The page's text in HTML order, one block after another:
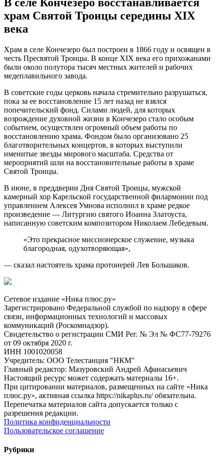
храм Святой Троицы середины XIX
века
Храм в селе Кончезеро был построен в 1866 году и освящен в
честь Пресвятой Троицы. В конце XIX века его прихожанами
были около полутора тысяч местных жителей и рабочих
медеплавильного завода.
В советские годы церковь начала стремительно разрушаться,
пока за ее восстановление 15 лет назад не взялся
попечительский фонд. Силами людей, для которых
возрождение духовной жизни в Кончезеро стало особым
событием, осуществлен огромный объем работы по
восстановлению храма. Фондом было организовано 25
благотворительных концертов, в которых выступили
именитые звезды мирового масштаба. Средства от
мероприятий шли на восстановительные работы в храме
Святой Троицы.
В июне, в преддверии Дня Святой Троицы, мужской
камерный хор Карельской государственной филармонии под
управлением Алексея Умнова исполнил в храме редкое
произведение — Литургию святого Иоанна Златоуста,
написанную советским композитором Николаем Лебедевым.
«Это прекрасное миссионерское служение, музыка
благородная, одухотворяющая»,
— сказал настоятель храма протоиерей Лев Большаков.
Сетевое издание «Ника плюс.ру»
Зарегистрировано Федеральной службой по надзору в сфере
связи, информационных технологий и массовых
коммуникаций (Роскомнадзор).
Свидетельство о регистрации СМИ Рег. № Эл № ФС77-79276
от 09 октября 2020 г.
ИНН 1001020058
Учредитель: ООО Телестанция "НКМ"
Главный редактор: Мазуровский Андрей Афанасьевич
Настоящий ресурс может содержать материалы 16+.
При цитировании материалов, размещенных на сайте «Ника
плюс.ру», активная ссылка https://nikaplus.ru/ обязательна.
Перепечатка материалов сайта допускается только с
разрешения редакции.
Политика конфиденциальности
Пользовательское соглашение
Рубрики